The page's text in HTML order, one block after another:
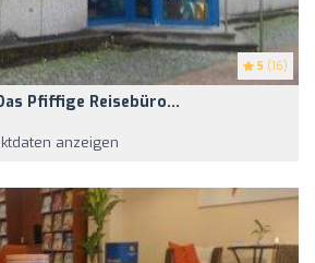
5 (16)
Pfiffige Reisebüro...
anzeigen